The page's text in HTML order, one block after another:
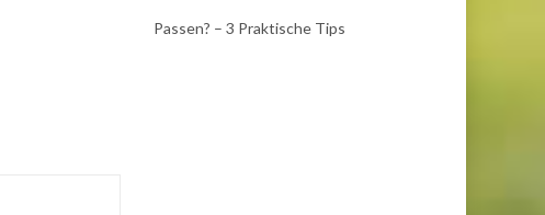
Passen? – 3 Praktische Tips